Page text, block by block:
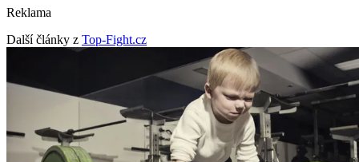
Reklama
Další články z Top-Fight.cz